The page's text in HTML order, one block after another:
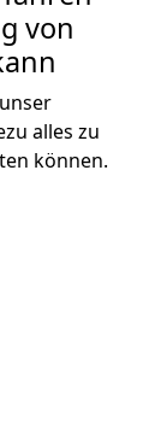
von
alles zu
können.